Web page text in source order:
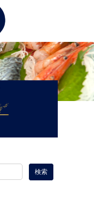
検索